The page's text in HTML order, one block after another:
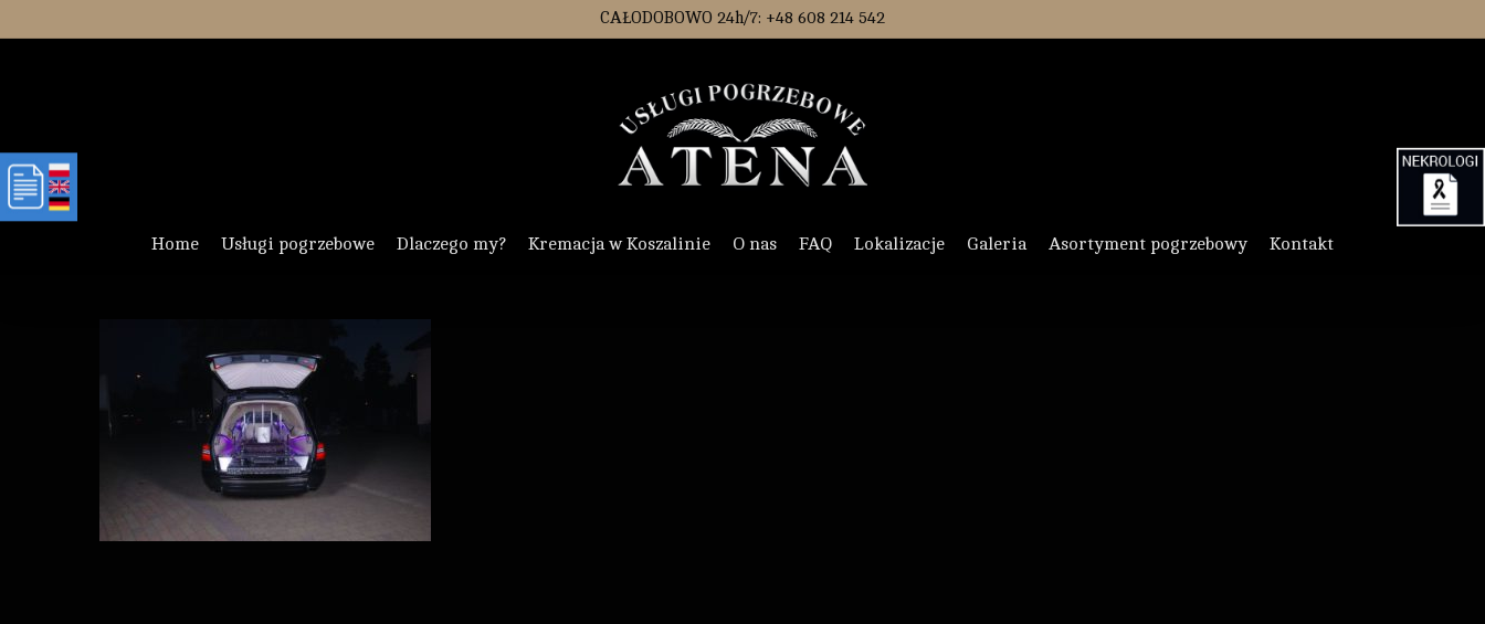
to
CAŁODOBOWO 24h/7: +48 608 214 542
Home Usługi pogrzebowe Dlaczego my? Kremacja w Koszalinie O nas FAQ Lokalizacje Galeria Asortyment pogrzebowy Kontakt